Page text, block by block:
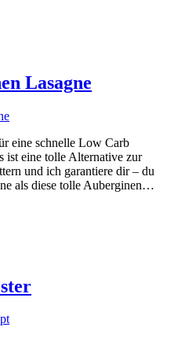
Lasagne
eine schnelle Low Carb
ist eine tolle Alternative zur
und ich garantiere dir – du
als diese tolle Auberginen…